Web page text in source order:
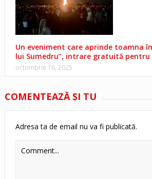
Un eveniment care aprinde toamna în
lui Sumedru”, intrare gratuită
octombrie 16, 2025
COMENTEAZĂ ŞI TU
Adresa ta de email nu va fi publicată.